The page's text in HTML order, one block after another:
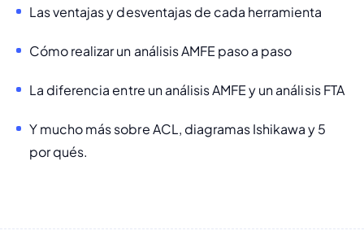
Las ventajas y desventajas de cada herramienta
Cómo realizar un análisis AMFE paso a paso
La diferencia entre un análisis AMFE y un análisis FTA
Y mucho más sobre ACL, diagramas Ishikawa y 5
por qués.